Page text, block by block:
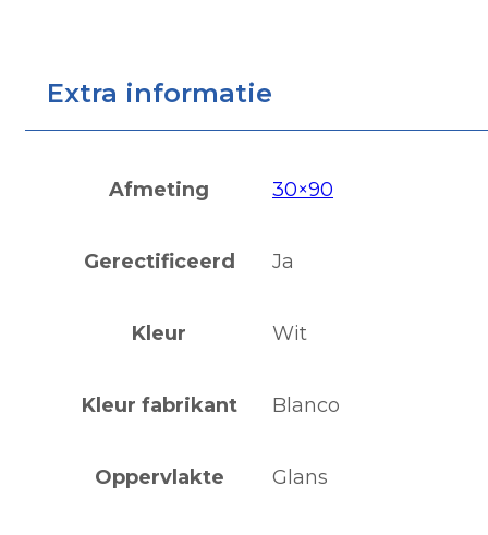
Extra informatie
Afmeting 30×90
Gerectificeerd Ja
Kleur Wit
Kleur fabrikant Blanco
Oppervlakte Glans